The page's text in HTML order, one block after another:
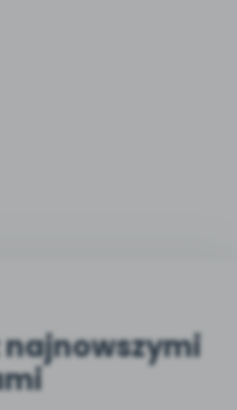
najnowszymi